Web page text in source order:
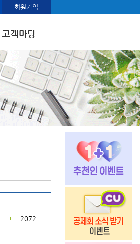
회원가입
고객마당
2072